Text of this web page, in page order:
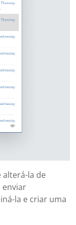
alterá-la de
enviar
la e criar uma